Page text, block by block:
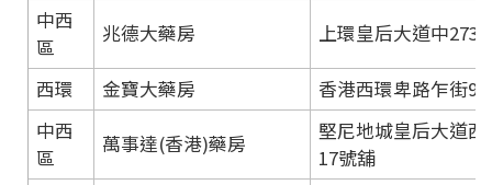
中西
區
兆德大藥房 上環皇后大道中273-
西環 金寶大藥房
香港西環卑路乍街
中西
區
萬事達(香港)藥房
堅尼地城皇后大道
17號舖